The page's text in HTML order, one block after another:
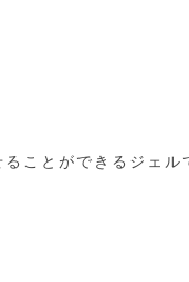
ことができるジェル